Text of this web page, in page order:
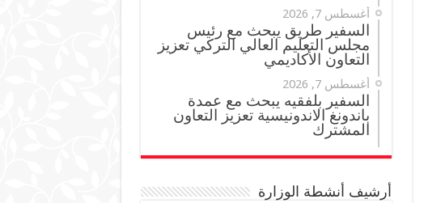
أغسطس 7, 2026
السفير طريق يبحث مع رئيس
مجلس التعليم العالي التركي تعزيز
التعاون الأكاديمي
أغسطس 7, 2026
السفير بلفقيه يبحث مع عمدة
باندونغ الاندونيسية تعزيز التعاون
المشترك
أرشيف أنشطة الوزارة